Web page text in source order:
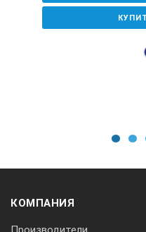
USB-кабель с
2 стеклянные
руководство
КОМПАНИЯ